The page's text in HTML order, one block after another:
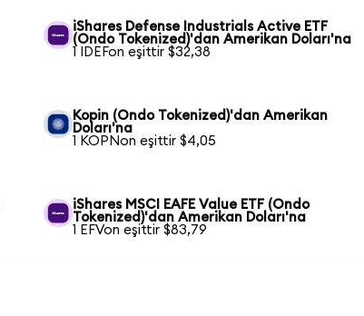
iShares Defense Industrials Active ETF
(Ondo Tokenized)'dan Amerikan Doları'na
1 IDEFon eşittir $32,38
Kopin (Ondo Tokenized)'dan Amerikan
Doları'na
1 KOPNon eşittir $4,05
iShares MSCI EAFE Value ETF (Ondo
Tokenized)'dan Amerikan Doları'na
1 EFVon eşittir $83,79